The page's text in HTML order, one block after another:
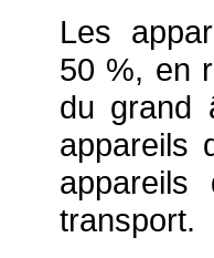
Les
50 %, en
du grand
appareils
transport.